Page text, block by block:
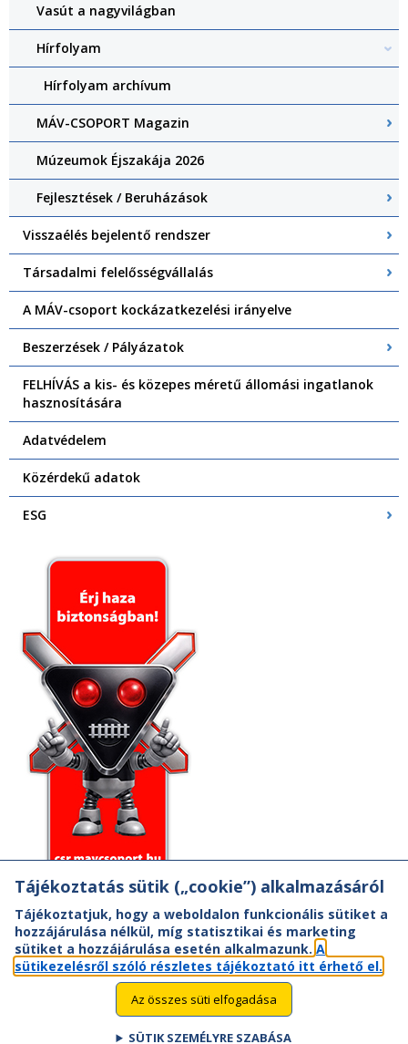
Vasút a nagyvilágban
Hírfolyam
Hírfolyam archívum
MÁV-CSOPORT Magazin
Múzeumok Éjszakája 2026
Fejlesztések / Beruházások
Visszaélés bejelentő rendszer
Társadalmi felelősségvállalás
A MÁV-csoport kockázatkezelési irányelve
Beszerzések / Pályázatok
FELHÍVÁS a kis- és közepes méretű állomási ingatlanok
hasznosítására
Adatvédelem
Közérdekű adatok
ESG
Tájékoztatás sütik („cookie”) alkalmazásáról
Tájékoztatjuk, hogy a weboldalon funkcionális sütiket a
hozzájárulása nélkül, míg statisztikai és marketing
sütiket a hozzájárulása esetén alkalmazunk. A
sütikezelésről szóló részletes tájékoztató itt érhető el.
Az összes süti elfogadása
SÜTIK SZEMÉLYRE SZABÁSA